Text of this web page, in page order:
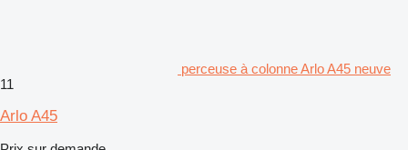
perceuse à colonne Arlo A45 neuve
11
Arlo A45